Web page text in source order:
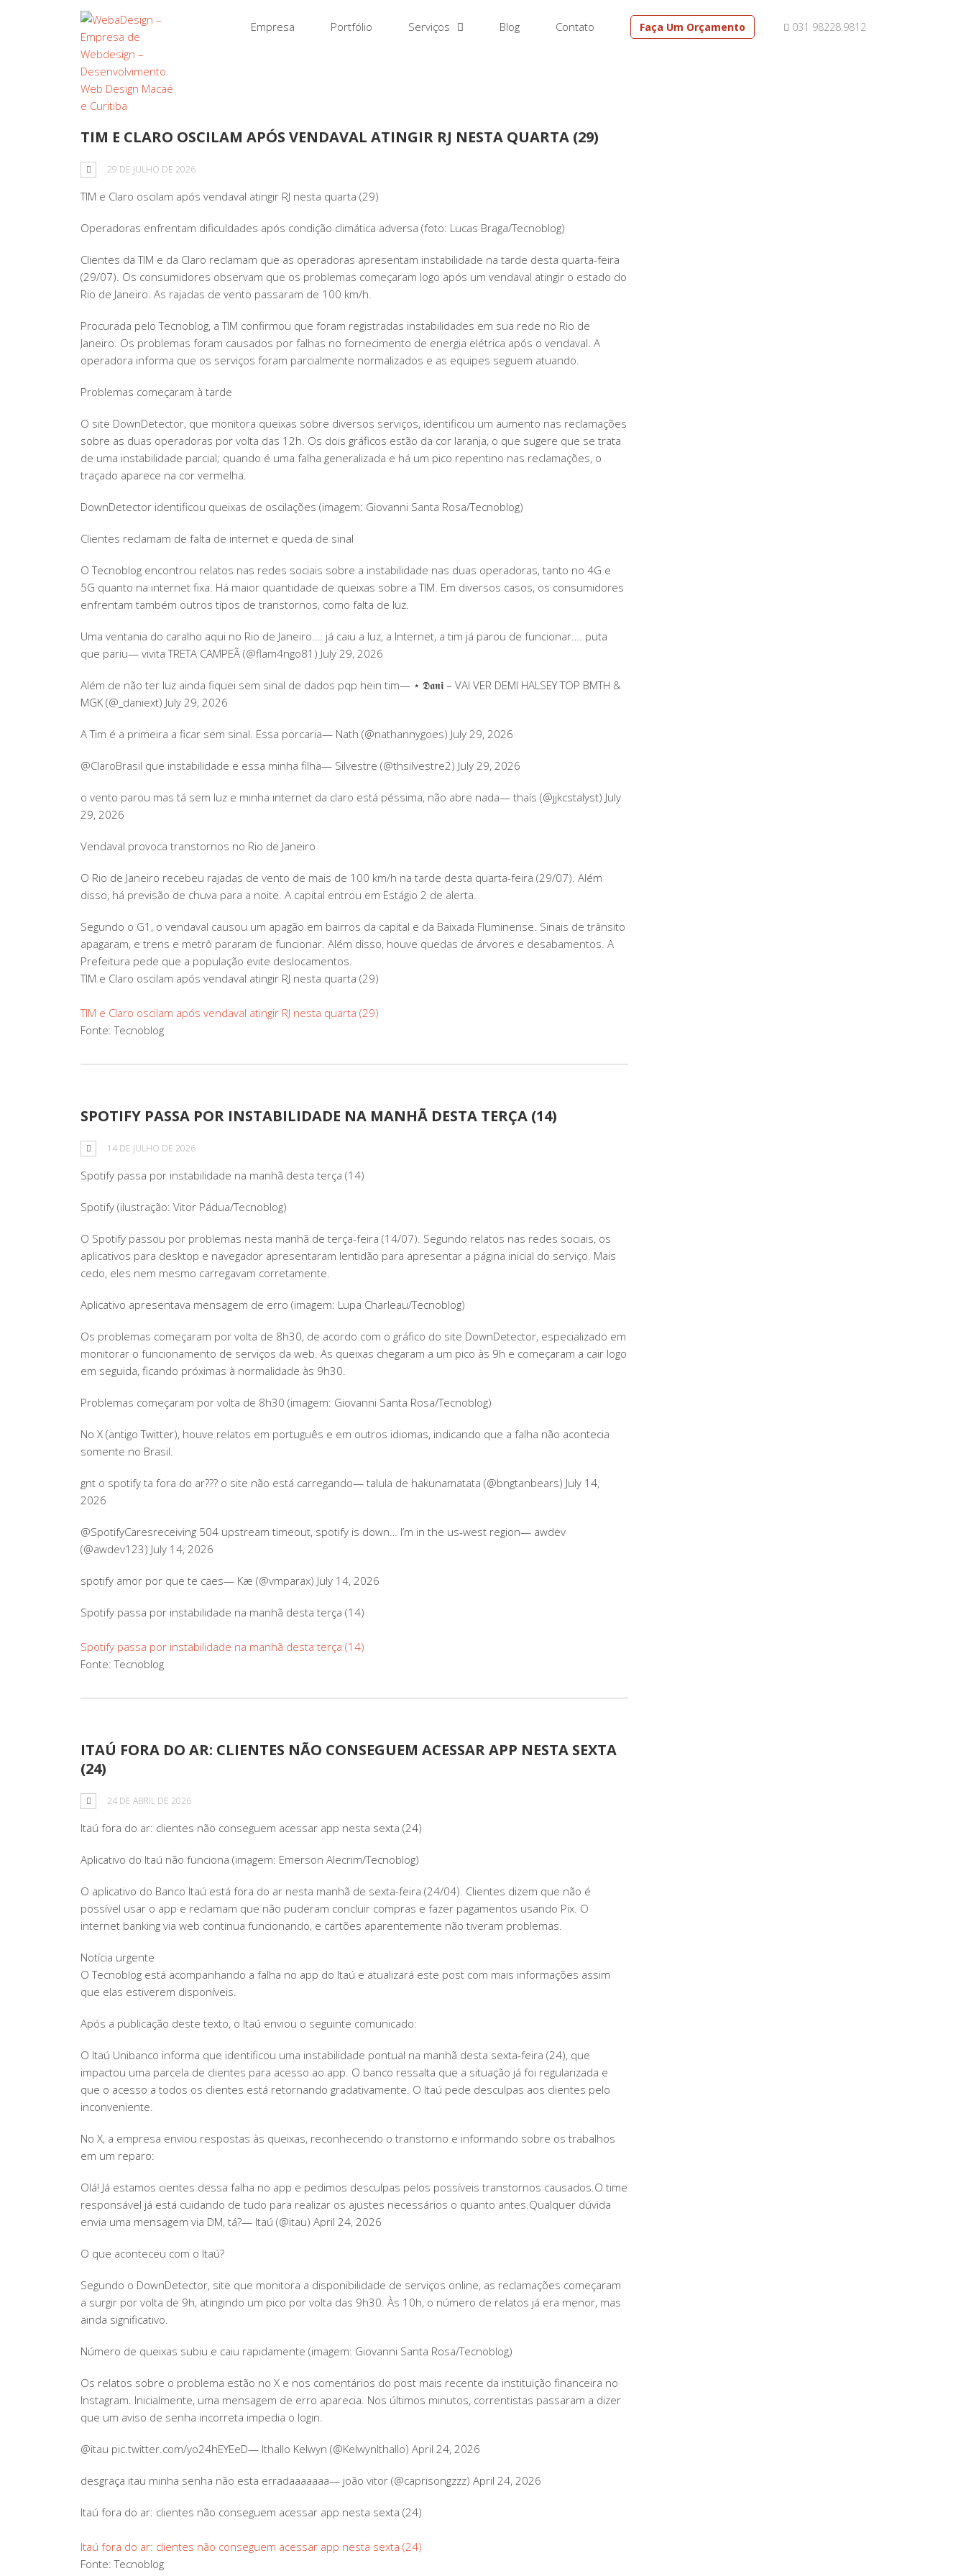
031 98228.9812
Empresa Portfólio Serviços Blog Contato Faça Um Orçamento
TIM E CLARO OSCILAM APÓS VENDAVAL ATINGIR RJ NESTA QUARTA (29)
29 DE JULHO DE 2026
TIM e Claro oscilam após vendaval atingir RJ nesta quarta (29)
Operadoras enfrentam dificuldades após condição climática adversa (foto: Lucas Braga/Tecnoblog)
Clientes da TIM e da Claro reclamam que as operadoras apresentam instabilidade na tarde desta quarta-feira
(29/07). Os consumidores observam que os problemas começaram logo após um vendaval atingir o estado do
Rio de Janeiro. As rajadas de vento passaram de 100 km/h.
Procurada pelo Tecnoblog, a TIM confirmou que foram registradas instabilidades em sua rede no Rio de
Janeiro. Os problemas foram causados por falhas no fornecimento de energia elétrica após o vendaval. A
operadora informa que os serviços foram parcialmente normalizados e as equipes seguem atuando.
Problemas começaram à tarde
O site DownDetector, que monitora queixas sobre diversos serviços, identificou um aumento nas reclamações
sobre as duas operadoras por volta das 12h. Os dois gráficos estão da cor laranja, o que sugere que se trata
de uma instabilidade parcial; quando é uma falha generalizada e há um pico repentino nas reclamações, o
traçado aparece na cor vermelha.
DownDetector identificou queixas de oscilações (imagem: Giovanni Santa Rosa/Tecnoblog)
Clientes reclamam de falta de internet e queda de sinal
O Tecnoblog encontrou relatos nas redes sociais sobre a instabilidade nas duas operadoras, tanto no 4G e
5G quanto na internet fixa. Há maior quantidade de queixas sobre a TIM. Em diversos casos, os consumidores
enfrentam também outros tipos de transtornos, como falta de luz.
Uma ventania do caralho aqui no Rio de Janeiro…. já caiu a luz, a Internet, a tim já parou de funcionar…. puta
que pariu— vivita TRETA CAMPEÃ (@flam4ngo81) July 29, 2026
Além de não ter luz ainda fiquei sem sinal de dados pqp hein tim— ⋆ 𝕯𝖆𝖓𝖎 – VAI VER DEMI HALSEY TOP BMTH &
MGK (@_daniext) July 29, 2026
A Tim é a primeira a ficar sem sinal. Essa porcaria— Nath (@nathannygoes) July 29, 2026
@ClaroBrasil que instabilidade e essa minha filha— Silvestre (@thsilvestre2) July 29, 2026
o vento parou mas tá sem luz e minha internet da claro está péssima, não abre nada— thaís (@jjkcstalyst) July
29, 2026
Vendaval provoca transtornos no Rio de Janeiro
O Rio de Janeiro recebeu rajadas de vento de mais de 100 km/h na tarde desta quarta-feira (29/07). Além
disso, há previsão de chuva para a noite. A capital entrou em Estágio 2 de alerta.
Segundo o G1, o vendaval causou um apagão em bairros da capital e da Baixada Fluminense. Sinais de trânsito
apagaram, e trens e metrô pararam de funcionar. Além disso, houve quedas de árvores e desabamentos. A
Prefeitura pede que a população evite deslocamentos.
TIM e Claro oscilam após vendaval atingir RJ nesta quarta (29)
TIM e Claro oscilam após vendaval atingir RJ nesta quarta (29)
Fonte: Tecnoblog
SPOTIFY PASSA POR INSTABILIDADE NA MANHÃ DESTA TERÇA (14)
14 DE JULHO DE 2026
Spotify passa por instabilidade na manhã desta terça (14)
Spotify (ilustração: Vitor Pádua/Tecnoblog)
O Spotify passou por problemas nesta manhã de terça-feira (14/07). Segundo relatos nas redes sociais, os
aplicativos para desktop e navegador apresentaram lentidão para apresentar a página inicial do serviço. Mais
cedo, eles nem mesmo carregavam corretamente.
Aplicativo apresentava mensagem de erro (imagem: Lupa Charleau/Tecnoblog)
Os problemas começaram por volta de 8h30, de acordo com o gráfico do site DownDetector, especializado em
monitorar o funcionamento de serviços da web. As queixas chegaram a um pico às 9h e começaram a cair logo
em seguida, ficando próximas à normalidade às 9h30.
Problemas começaram por volta de 8h30 (imagem: Giovanni Santa Rosa/Tecnoblog)
No X (antigo Twitter), houve relatos em português e em outros idiomas, indicando que a falha não acontecia
somente no Brasil.
gnt o spotify ta fora do ar??? o site não está carregando— talula de hakunamatata (@bngtanbears) July 14,
2026
@SpotifyCaresreceiving 504 upstream timeout, spotify is down… I’m in the us-west region— awdev
(@awdev123) July 14, 2026
spotify amor por que te caes— Kæ (@vmparax) July 14, 2026
Spotify passa por instabilidade na manhã desta terça (14)
Spotify passa por instabilidade na manhã desta terça (14)
Fonte: Tecnoblog
ITAÚ FORA DO AR: CLIENTES NÃO CONSEGUEM ACESSAR APP NESTA SEXTA
(24)
24 DE ABRIL DE 2026
Itaú fora do ar: clientes não conseguem acessar app nesta sexta (24)
Aplicativo do Itaú não funciona (imagem: Emerson Alecrim/Tecnoblog)
O aplicativo do Banco Itaú está fora do ar nesta manhã de sexta-feira (24/04). Clientes dizem que não é
possível usar o app e reclamam que não puderam concluir compras e fazer pagamentos usando Pix. O
internet banking via web continua funcionando, e cartões aparentemente não tiveram problemas.
Notícia urgente
O Tecnoblog está acompanhando a falha no app do Itaú e atualizará este post com mais informações assim
que elas estiverem disponíveis.
Após a publicação deste texto, o Itaú enviou o seguinte comunicado:
O Itaú Unibanco informa que identificou uma instabilidade pontual na manhã desta sexta-feira (24), que
impactou uma parcela de clientes para acesso ao app. O banco ressalta que a situação já foi regularizada e
que o acesso a todos os clientes está retornando gradativamente. O Itaú pede desculpas aos clientes pelo
inconveniente.
No X, a empresa enviou respostas às queixas, reconhecendo o transtorno e informando sobre os trabalhos
em um reparo:
Olá! Já estamos cientes dessa falha no app e pedimos desculpas pelos possíveis transtornos causados.O time
responsável já está cuidando de tudo para realizar os ajustes necessários o quanto antes.Qualquer dúvida
envia uma mensagem via DM, tá?— Itaú (@itau) April 24, 2026
O que aconteceu com o Itaú?
Segundo o DownDetector, site que monitora a disponibilidade de serviços online, as reclamações começaram
a surgir por volta de 9h, atingindo um pico por volta das 9h30. Às 10h, o número de relatos já era menor, mas
ainda significativo.
Número de queixas subiu e caiu rapidamente (imagem: Giovanni Santa Rosa/Tecnoblog)
Os relatos sobre o problema estão no X e nos comentários do post mais recente da instituição financeira no
Instagram. Inicialmente, uma mensagem de erro aparecia. Nos últimos minutos, correntistas passaram a dizer
que um aviso de senha incorreta impedia o login.
@itau pic.twitter.com/yo24hEYEeD— Ithallo Kelwyn (@KelwynIthallo) April 24, 2026
desgraça itau minha senha não esta erradaaaaaaa— joão vitor (@caprisongzzz) April 24, 2026
Itaú fora do ar: clientes não conseguem acessar app nesta sexta (24)
Itaú fora do ar: clientes não conseguem acessar app nesta sexta (24)
Fonte: Tecnoblog